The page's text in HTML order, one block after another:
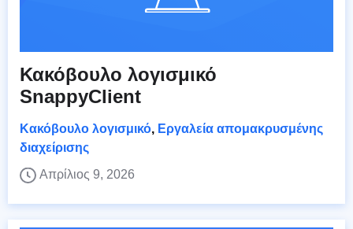
Κακόβουλο λογισμικό
SnappyClient
Κακόβουλο λογισμικό, Εργαλεία απομακρυσμένης
διαχείρισης
Απρίλιος 9, 2026